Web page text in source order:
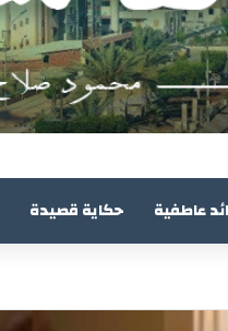
عاطفية حكاية قصيدة